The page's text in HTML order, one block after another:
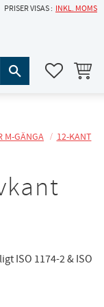
PRISER VISAS INKL. MOMS
M-GÄNGA
12-KANT
ISO 1174-2 & ISO